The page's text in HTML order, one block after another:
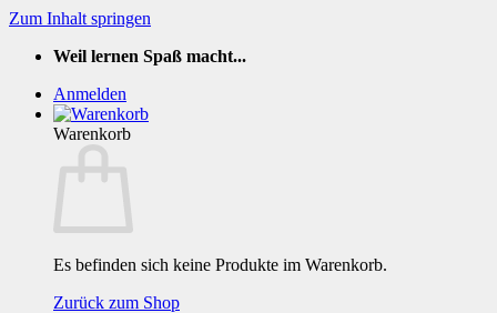
Zum Inhalt springen
Weil lernen Spaß macht...
Anmelden
Warenkorb
Es befinden sich keine Produkte im Warenkorb.
Zurück zum Shop